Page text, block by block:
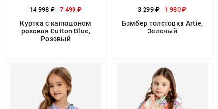
14 998 ₽ 7 499 ₽
Куртка с капюшоном
розовая Button Blue,
Розовый
3 299 ₽ 1 980 ₽
Бомбер толстовка Artie,
Зеленый